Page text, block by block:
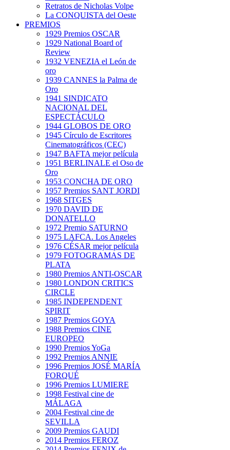
Retratos de Nicholas Volpe
La CONQUISTA del Oeste
PREMIOS
1929 Premios OSCAR
1929 National Board of
Review
1932 VENEZIA el León de
oro
1939 CANNES la Palma de
Oro
1941 SINDICATO
NACIONAL DEL
ESPECTÁCULO
1944 GLOBOS DE ORO
1945 Círculo de Escritores
Cinematográficos (CEC)
1947 BAFTA mejor película
1951 BERLINALE el Oso de
Oro
1953 CONCHA DE ORO
1957 Premios SANT JORDI
1968 SITGES
1970 DAVID DE
DONATELLO
1972 Premio SATURNO
1975 LAFCA. Los Angeles
1976 CÉSAR mejor película
1979 FOTOGRAMAS DE
PLATA
1980 Premios ANTI-OSCAR
1980 LONDON CRITICS
CIRCLE
1985 INDEPENDENT
SPIRIT
1987 Premios GOYA
1988 Premios CINE
EUROPEO
1990 Premios YoGa
1992 Premios ANNIE
1996 Premios JOSÉ MARÍA
FORQUÉ
1996 Premios LUMIERE
1998 Festival cine de
MÁLAGA
2004 Festival cine de
SEVILLA
2009 Premios GAUDI
2014 Premios FEROZ